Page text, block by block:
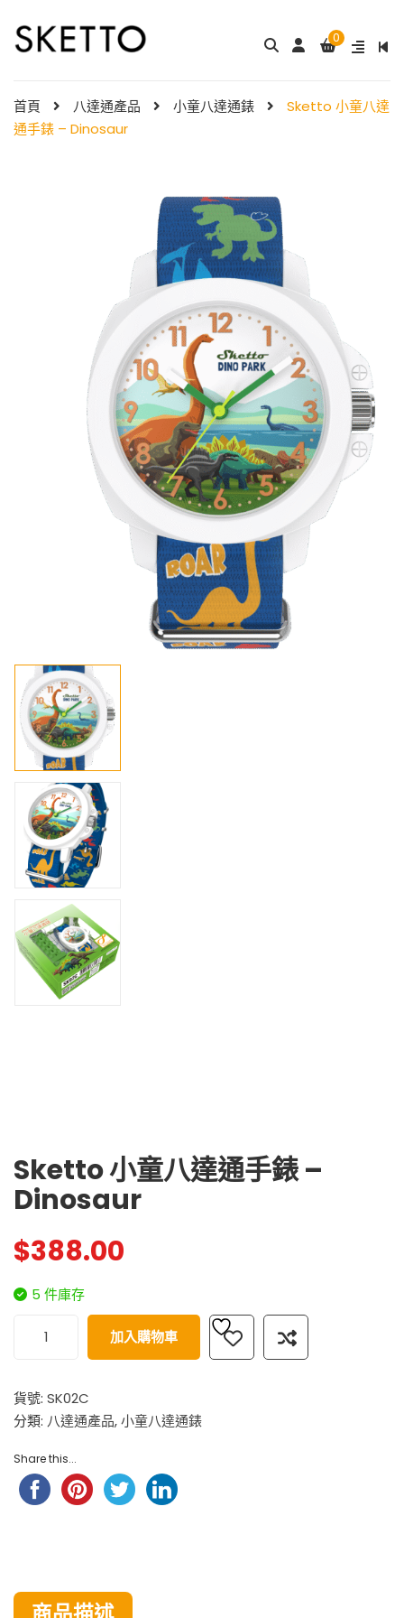
0
首頁 八達通產品 小童八達通錶
Sketto 小童八達
通手錶 – Dinosaur
Sketto 小童八達通手錶 –
Dinosaur
$388.00
5 件庫存
加入購物車
貨號: SK02C
分類: 八達通產品,小童八達通錶
Share this...
$ 288.00
Hello Kitty 小童尼龍錶
98.00
Hello Kitty 小童尼龍錶
98.00
$98.00
Little Twin Stars 小童尼龍 ...
$98.00
小童尼龍錶帶 – 玫 ...
$88.00